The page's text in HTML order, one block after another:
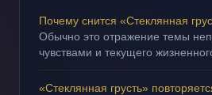
Почему снится «Стеклянная
Обычно это отражение темы
чувствами и текущего
«Стеклянная грусть»